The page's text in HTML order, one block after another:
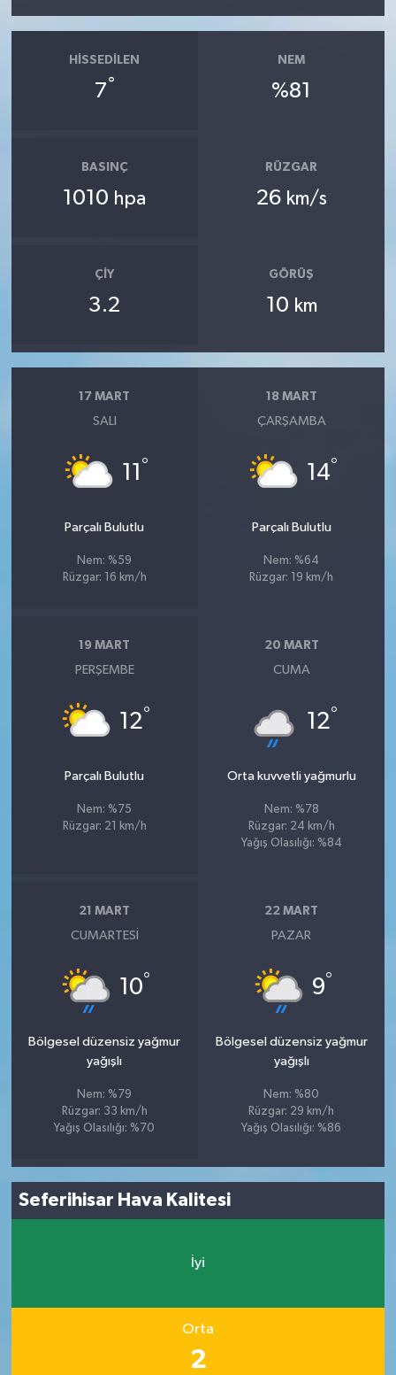
HISSEDILEN
7°
NEM
%81
BASINÇ
1010 hpa
RÜZGAR
26 km/s
ÇIY
3.2
GÖRÜŞ
10 km
17 MART
SALI
11 °
Parçalı Bulutlu
Nem: %59
Rüzgar: 16 km/h
18 MART
ÇARŞAMBA
14°
Parçalı Bulutlu
Nem: %64
Rüzgar: 19 km/h
19 MART
PERŞEMBE
12°
Parçalı Bulutlu
Nem: %75
Rüzgar: 21 km/h
20 MART
CUMA
12°
Orta kuvvetli yağmurlu
Nem: %78
Rüzgar: 24 km/h
Yağış Olasılığı: %84
21 MART
CUMARTESI
10°
Bölgesel düzensiz yağmur
yağışlı
Nem: %79
Rüzgar: 33 km/h
Yağış Olasılığı: %70
22 MART
PAZAR
9°
Bölgesel düzensiz yağmur
yağışlı
Nem: %80
Rüzgar: 29 km/h
Yağış Olasılığı: %86
Seferihisar Hava Kalitesi
İyi
Orta
2